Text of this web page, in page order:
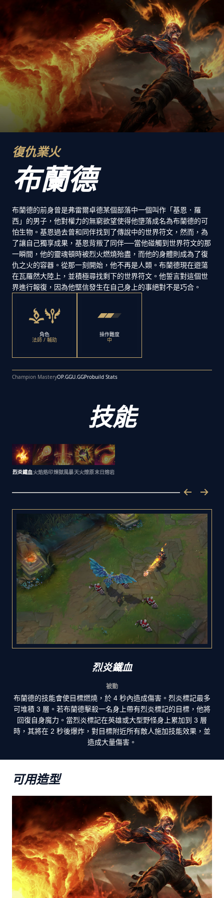
復仇業火
布蘭德
布蘭德的前身曾是弗雷爾卓德某個部落中一個叫作「基恩．羅
西」的男子，他對權力的無窮欲望使得他墮落成名為布蘭德的可
怕生物。基恩過去曾和同伴找到了傳說中的世界符文，然而，為
了讓自己獨享成果，基恩背叛了同伴──當他碰觸到世界符文的那
一瞬間，他的靈魂頓時被烈火燃燒殆盡，而他的身體則成為了復
仇之火的容器。從那一刻開始，他不再是人類。布蘭德現在遊蕩
在瓦羅然大陸上，並積極尋找剩下的世界符文。他誓言對這個世
界進行報復，因為他堅信發生在自己身上的事絕對不是巧合。
角色
法師 / 輔助
操作難度
中
Champion MasteryOP.GGU.GGProbuild Stats
技能
烈炎鐵血 火焰烙印煉獄風暴天火燎原末日熔岩
烈炎鐵血
被動
布蘭德的技能會使目標燃燒，於 4 秒內造成傷害。烈炎標記最多
可堆積 3 層。若布蘭德擊殺一名身上帶有烈炎標記的目標，他將
回復自身魔力。當烈炎標記在英雄或大型野怪身上累加到 3 層
時，其將在 2 秒後爆炸，對目標附近所有敵人施加技能效果，並
造成大量傷害。
可用造型